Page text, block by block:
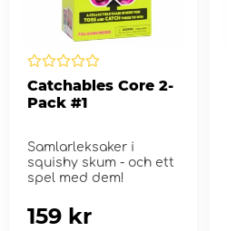
Catchables Core 2-
Pack #1
Samlarleksaker i
squishy skum - och ett
spel med dem!
159 kr